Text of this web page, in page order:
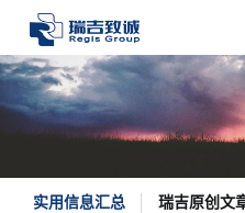
实用信息汇总 瑞吉原创文